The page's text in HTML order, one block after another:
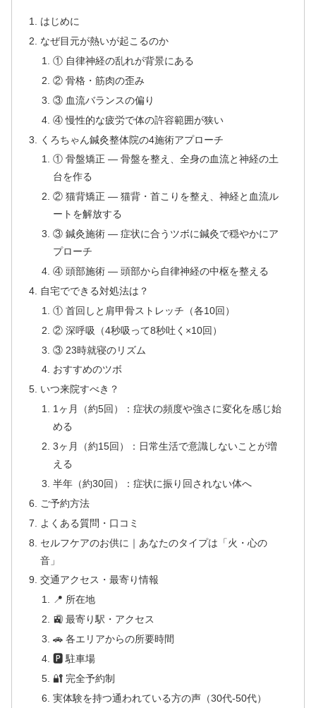
はじめに
なぜ目元が熱いが起こるのか
① 自律神経の乱れが背景にある
② 骨格・筋肉の歪み
③ 血流バランスの偏り
④ 慢性的な疲労で体の許容範囲が狭い
くろちゃん鍼灸整体院の4施術アプローチ
① 骨盤矯正 — 骨盤を整え、全身の血流と神経の土
台を作る
② 猫背矯正 — 猫背・首こりを整え、神経と血流ル
ートを解放する
③ 鍼灸施術 — 症状に合うツボに鍼灸で穏やかにア
プローチ
④ 頭部施術 — 頭部から自律神経の中枢を整える
自宅でできる対処法は？
① 首回しと肩甲骨ストレッチ（各10回）
② 深呼吸（4秒吸って8秒吐く×10回）
③ 23時就寝のリズム
おすすめのツボ
いつ来院すべき？
1ヶ月（約5回）：症状の頻度や強さに変化を感じ始
める
3ヶ月（約15回）：日常生活で意識しないことが増
える
半年（約30回）：症状に振り回されない体へ
ご予約方法
よくある質問・口コミ
セルフケアのお供に｜あなたのタイプは「火・心の
音」
交通アクセス・最寄り情報
📍 所在地
🚉 最寄り駅・アクセス
🚗 各エリアからの所要時間
🅿 駐車場
🔐 完全予約制
実体験を持つ通われている方の声（30代-50代）